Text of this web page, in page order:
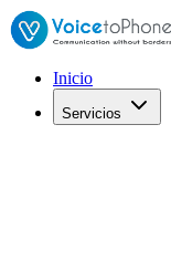
Inicio
Servicios